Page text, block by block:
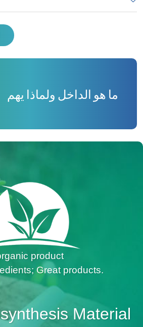
ما هو الداخل ولماذا يهم
product
Great products.
Material